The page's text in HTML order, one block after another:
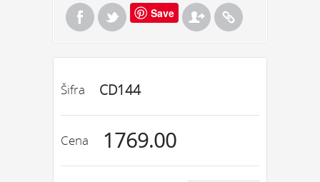
Save
Šifra CD144
Cena 1769.00